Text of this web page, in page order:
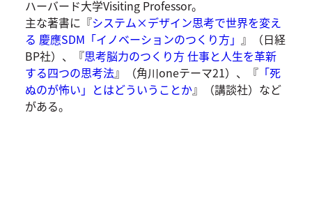
ハーバード大学Visiting Professor。
主な著書に『システム×デザイン思考で世界を変え
る 慶應SDM「イノベーションのつくり方」 』（日経
BP社）、『思考脳力のつくり方 仕事と人生を革新
する四つの思考法』（角川oneテーマ21）、『「死
ぬのが怖い」とはどういうことか』（講談社）など
がある。